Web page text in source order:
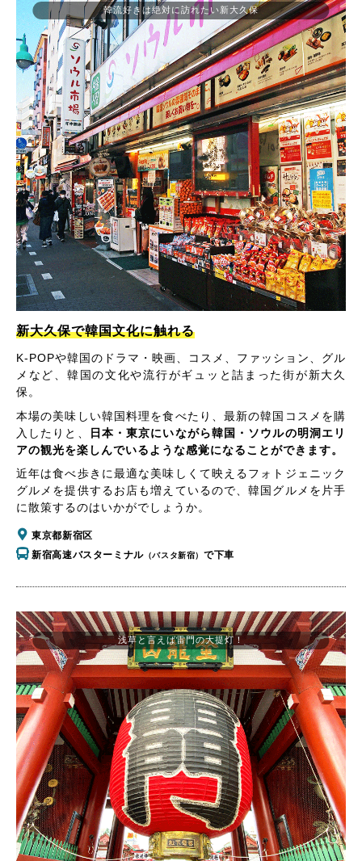
韓流好きは絶対に訪れたい新大久保
新大久保で韓国文化に触れる
K-POPや韓国のドラマ・映画、コスメ、ファッション、グル
メなど、韓国の文化や流行がギュッと詰まった街が新大久
保。
本場の美味しい韓国料理を食べたり、最新の韓国コスメを購
入したりと、
日本・東京にいながら韓国・ソウルの明洞エリ
アの観光を楽しんでいるような感覚になることができます。
近年は食べ歩きに最適な美味しくて映えるフォトジェニック
グルメを提供するお店も増えているので、韓国グルメを片手
に散策するのはいかがでしょうか。
東京都新宿区
新宿高速バスターミナル（バスタ新宿） で下車
浅草と言えば雷門の大提灯！